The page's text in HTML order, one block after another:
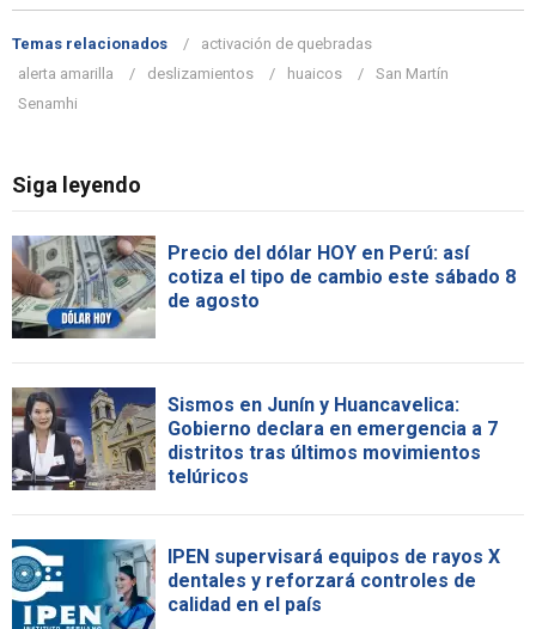
Temas relacionados
activación de quebradas
alerta amarilla
deslizamientos huaicos
San Martín
Senamhi
Siga leyendo
Precio del dólar HOY en Perú: así
cotiza el tipo de cambio este sábado 8
de agosto
Sismos en Junín y Huancavelica:
Gobierno declara en emergencia a 7
distritos tras últimos movimientos
telúricos
IPEN supervisará equipos de rayos X
dentales y reforzará controles de
calidad en el país